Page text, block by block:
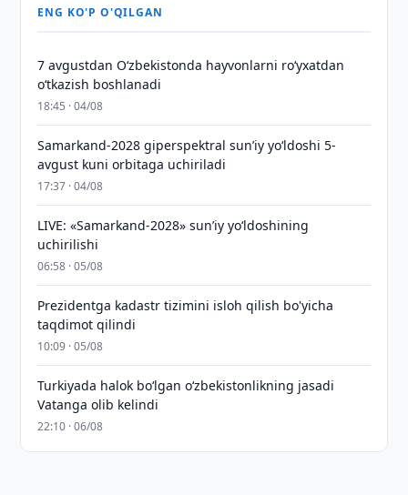
ENG KO'P O'QILGAN
7 avgustdan O‘zbekistonda hayvonlarni ro‘yxatdan
o‘tkazish boshlanadi
18:45 · 04/08
Samarkand-2028 giperspektral sun’iy yo‘ldoshi 5-
avgust kuni orbitaga uchiriladi
17:37 · 04/08
LIVE: «Samarkand-2028» sun’iy yo‘ldoshining
uchirilishi
06:58 · 05/08
Prezidentga kadastr tizimini isloh qilish bo'yicha
taqdimot qilindi
10:09 · 05/08
Turkiyada halok bo‘lgan o‘zbekistonlikning jasadi
Vatanga olib kelindi
22:10 · 06/08